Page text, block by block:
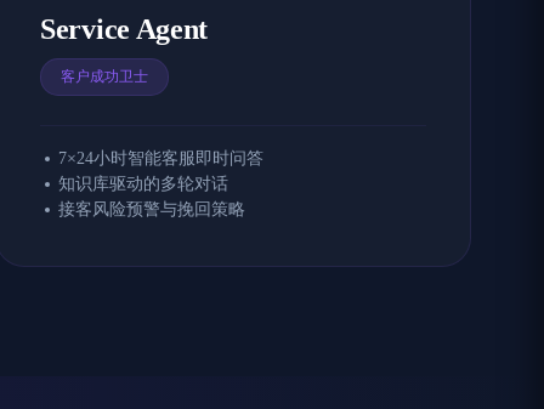
Service Agent
客户成功卫士
7×24小时智能客服即时问答
知识库驱动的多轮对话
接客风险预警与挽回策略